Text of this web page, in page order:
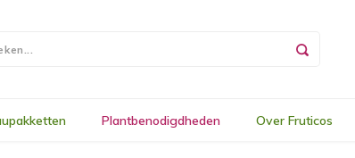
Plantbenodigdheden Over Fruticos